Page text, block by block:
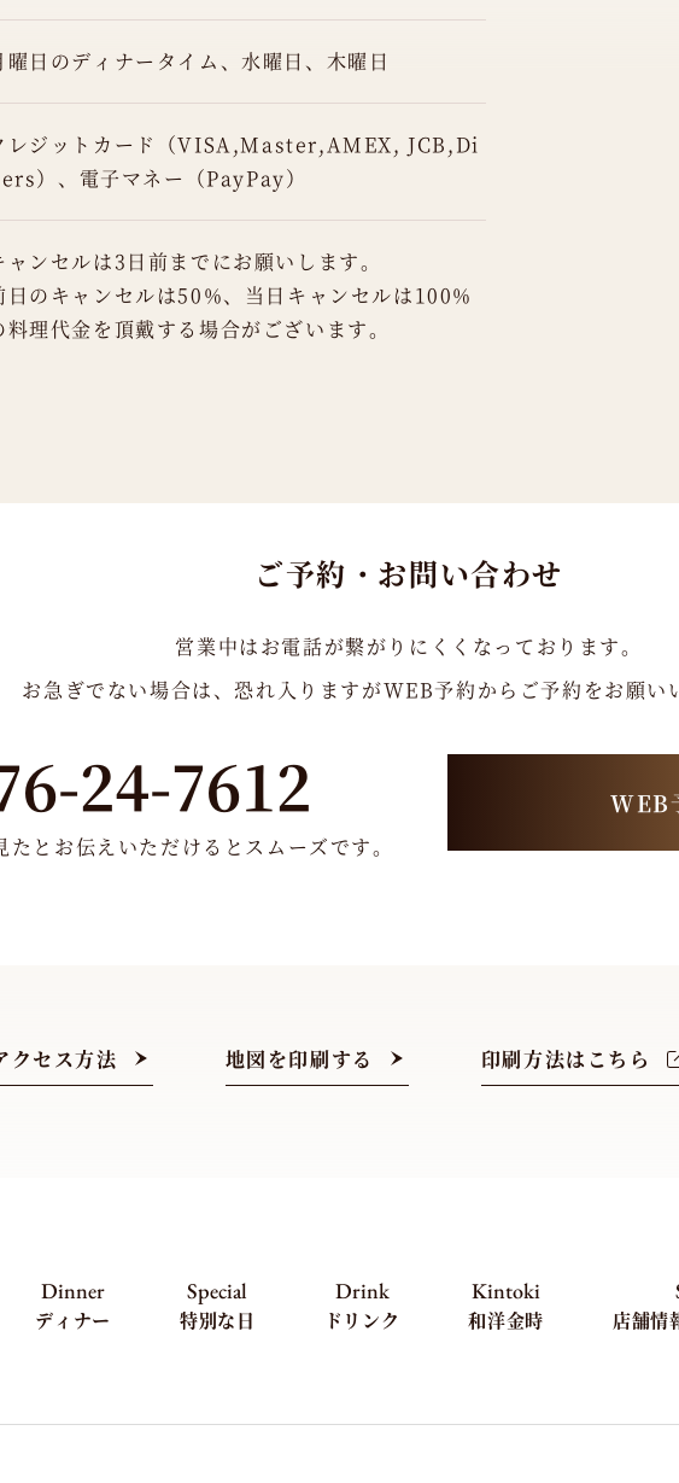
曜日のディナータイム、水曜日、木曜日
レジットカード（VISA,Master,AMEX, JCB,Di
）、電子マネー（PayPay）
ャンセルは3日前までにお願いします。
日のキャンセルは50%、当日キャンセルは100%
料理代金を頂戴する場合がございます。
ご予約・お問い合わせ
営業中はお電話が繋がりにくくなっております。
お急ぎでない場合は、恐れ入りますがWEB予約からご予約をお願い
24-7612
たとお伝えいただけるとスムーズです。
WEB
クセス方法 地図を印刷する 印刷方法はこちら
Dinner
ディナー
Special
特別な日
Drink
ドリンク
Kintoki
和洋金時 店舗情